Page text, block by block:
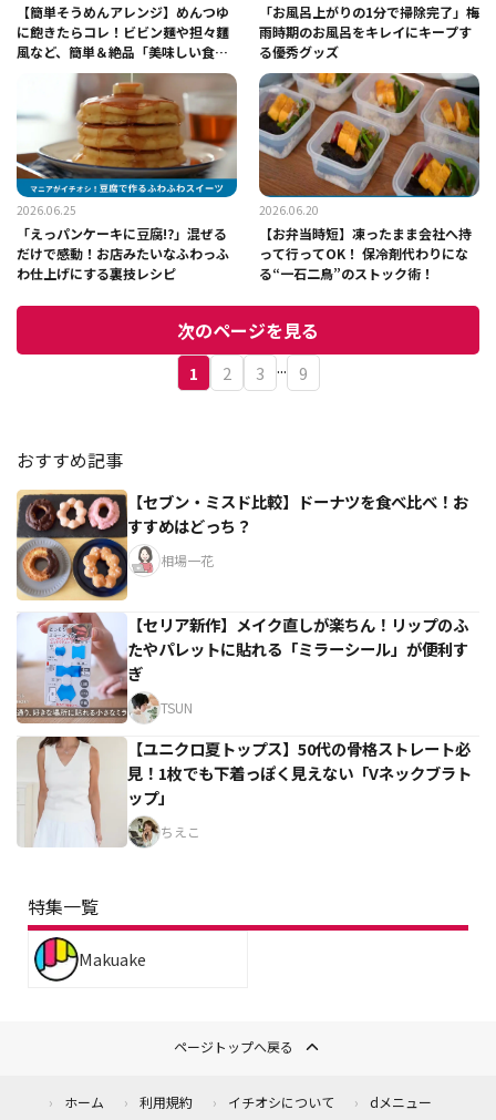
【簡単そうめんアレンジ】めんつゆ
に飽きたらコレ！ビビン麺や担々麵
風など、簡単＆絶品「美味しい食べ
方」レシピ
「お風呂上がりの1分で掃除完了」梅
雨時期のお風呂をキレイにキープす
る優秀グッズ
2026.06.25
「えっパンケーキに豆腐!?」混ぜる
だけで感動！お店みたいなふわっふ
わ仕上げにする裏技レシピ
2026.06.20
【お弁当時短】凍ったまま会社へ持
って行ってOK！ 保冷剤代わりにな
る“一石二鳥”のストック術！
次のページを見る
1 2 3 ... 9
おすすめ記事
【セブン・ミスド比較】ドーナツを食べ比べ！お
すすめはどっち？
相場一花
【セリア新作】メイク直しが楽ちん！リップのふ
たやパレットに貼れる「ミラーシール」が便利す
ぎ
TSUN
【ユニクロ夏トップス】50代の骨格ストレート必
見！1枚でも下着っぽく見えない「Vネックブラト
ップ」
ちえこ
特集一覧
Makuake
ページトップへ戻る
ホーム 利用規約 イチオシについて dメニュー